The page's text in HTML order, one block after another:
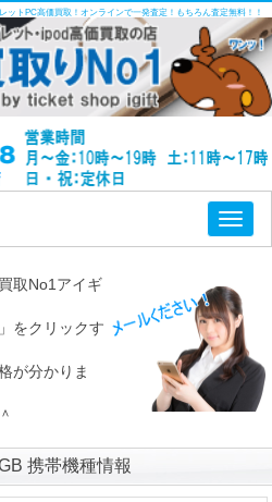
ットPC高価買取！オンラインで一発査定！もちろん査定無料！！
取No1アイギ
をクリックす
が分かりま
携帯機種情報